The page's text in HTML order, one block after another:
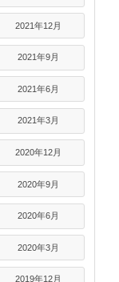
2021年12月
2021年9月
2021年6月
2021年3月
2020年12月
2020年9月
2020年6月
2020年3月
2019年12月